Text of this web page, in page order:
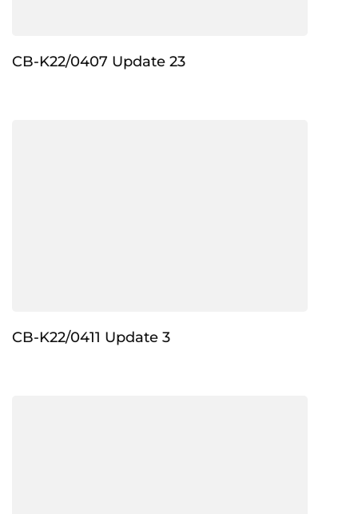
CB-K22/0407 Update 23
CB-K22/0411 Update 3